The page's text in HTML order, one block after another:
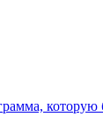
которую